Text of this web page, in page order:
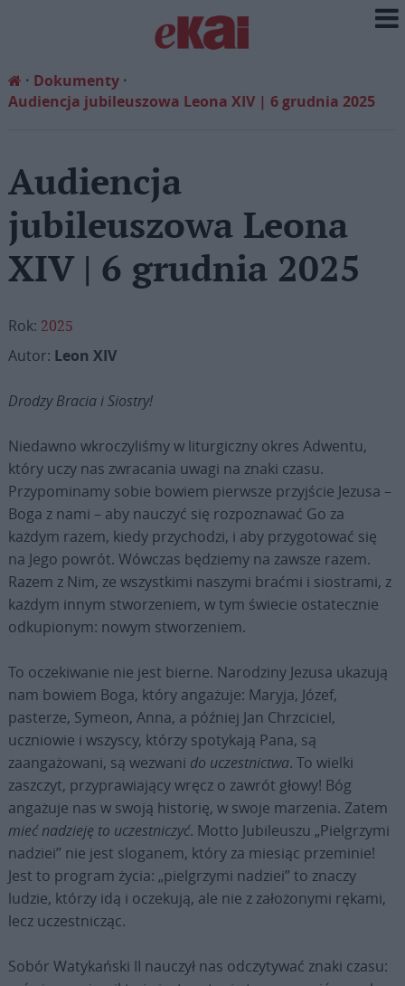
Dokumenty
Audiencja jubileuszowa Leona XIV | 6 grudnia 2025
Audiencja
jubileuszowa Leona
XIV | 6 grudnia 2025
Rok: 2025
Autor: Leon XIV
Drodzy Bracia i Siostry!
Niedawno wkroczyliśmy w liturgiczny okres Adwentu,
który uczy nas zwracania uwagi na znaki czasu.
Przypominamy sobie bowiem pierwsze przyjście Jezusa –
Boga z nami – aby nauczyć się rozpoznawać Go za
każdym razem, kiedy przychodzi, i aby przygotować się
na Jego powrót. Wówczas będziemy na zawsze razem.
Razem z Nim, ze wszystkimi naszymi braćmi i siostrami, z
każdym innym stworzeniem, w tym świecie ostatecznie
odkupionym: nowym stworzeniem.
To oczekiwanie nie jest bierne. Narodziny Jezusa ukazują
nam bowiem Boga, który angażuje: Maryja, Józef,
pasterze, Symeon, Anna, a później Jan Chrzciciel,
uczniowie i wszyscy, którzy spotykają Pana, są
zaangażowani, są wezwani do uczestnictwa. To wielki
zaszczyt, przyprawiający wręcz o zawrót głowy! Bóg
angażuje nas w swoją historię, w swoje marzenia. Zatem
mieć nadzieję to uczestniczyć. Motto Jubileuszu „Pielgrzymi
nadziei” nie jest sloganem, który za miesiąc przeminie!
Jest to program życia: „pielgrzymi nadziei” to znaczy
ludzie, którzy idą i oczekują, ale nie z założonymi rękami,
lecz uczestnicząc.
Sobór Watykański II nauczył nas odczytywać znaki czasu: